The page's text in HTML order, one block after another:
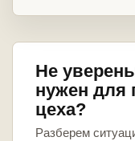
Не
нужен для
цеха?
Разберем